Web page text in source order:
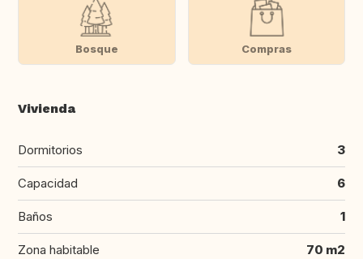
Bosque Compras
Vivienda
Dormitorios 3
Capacidad 6
Baños 1
Zona habitable 70 m2